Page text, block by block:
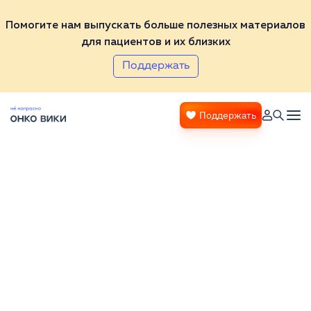
Помогите нам выпускать больше полезных материалов
для пациентов и их близких
Поддержать
Поддержать